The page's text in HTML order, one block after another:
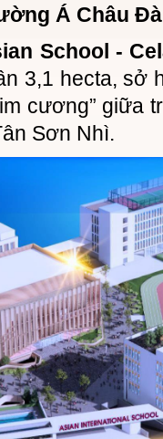
Á Châu
School -
3,1 hecta, sở
cương” giữa
Sơn Nhì.